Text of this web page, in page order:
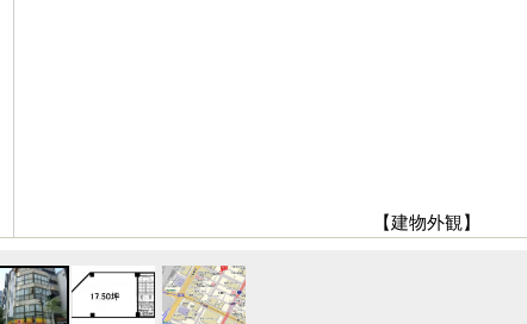
【建物外観】